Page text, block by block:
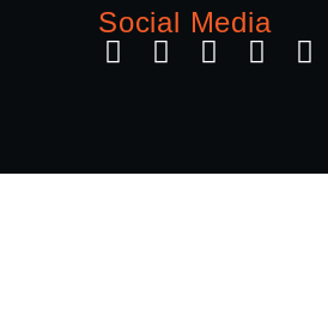
Social Media